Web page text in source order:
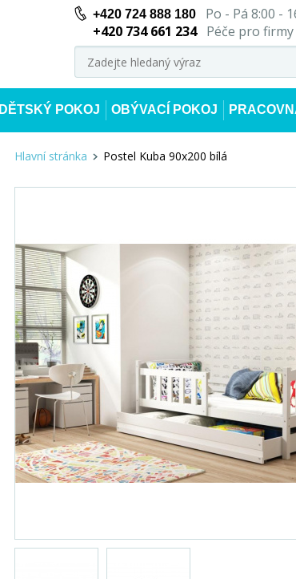
+420 724 888 180Po - Pá 8:00 -
+420 734 661 234
Péče pro
DĚTSKÝ POKOJ OBÝVACÍ POKOJ
Hlavní stránka Postel Kuba 90x200 bílá